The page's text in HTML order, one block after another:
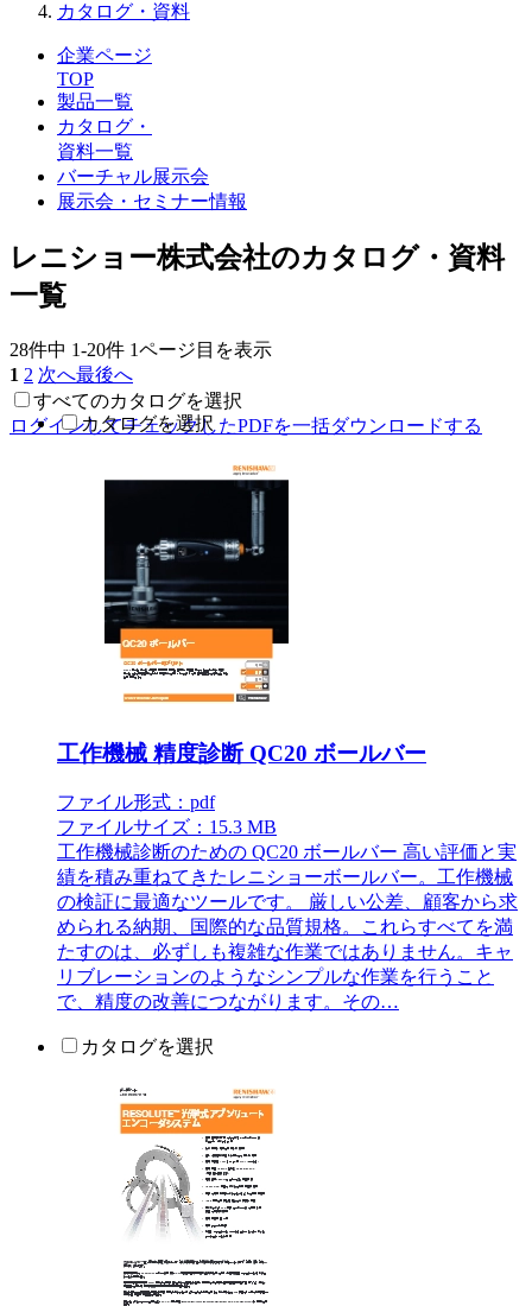
カタログ・資料
企業ページ
TOP
製品一覧
カタログ・
資料一覧
バーチャル展示会
展示会・セミナー情報
レニショー株式会社のカタログ・資料
一覧
28件中 1-20件 1ページ目を表示
1 2 次へ最後へ
すべてのカタログを選択
ログインしてチェックしたPDFを一括ダウンロードする
カタログを選択
工作機械 精度診断 QC20 ボールバー
ファイル形式：pdf
ファイルサイズ：15.3 MB
工作機械診断のための QC20 ボールバー 高い評価と実
績を積み重ねてきたレニショーボールバー。工作機械
の検証に最適なツールです。 厳しい公差、顧客から求
められる納期、国際的な品質規格。これらすべてを満
たすのは、必ずしも複雑な作業ではありません。キャ
リブレーションのようなシンプルな作業を行うこと
で、精度の改善につながります。その…
カタログを選択